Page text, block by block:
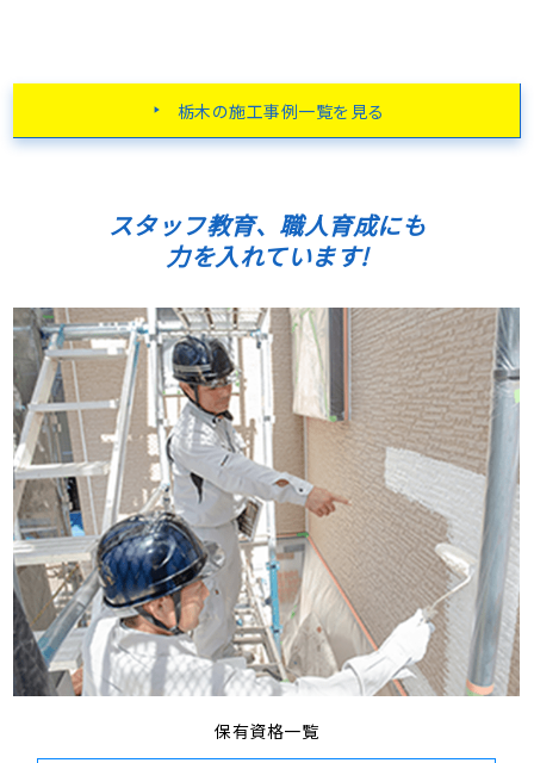
栃木の施工事例一覧を見る
スタッフ教育、職人育成にも
力を入れています!
保有資格一覧